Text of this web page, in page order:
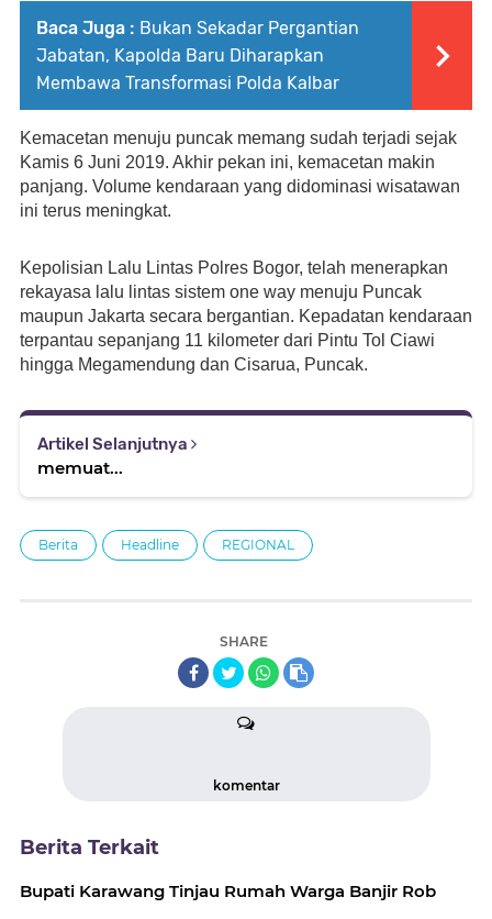
Baca Juga : Bukan Sekadar Pergantian
Jabatan, Kapolda Baru Diharapkan
Membawa Transformasi Polda Kalbar
Kemacetan menuju puncak memang sudah terjadi sejak
Kamis 6 Juni 2019. Akhir pekan ini, kemacetan makin
panjang. Volume kendaraan yang didominasi wisatawan
ini terus meningkat.
Kepolisian Lalu Lintas Polres Bogor, telah menerapkan
rekayasa lalu lintas sistem one way menuju Puncak
maupun Jakarta secara bergantian. Kepadatan kendaraan
terpantau sepanjang 11 kilometer dari Pintu Tol Ciawi
hingga Megamendung dan Cisarua, Puncak.
Artikel Selanjutnya
memuat...
Berita Headline REGIONAL
SHARE
komentar
Berita Terkait
Bupati Karawang Tinjau Rumah Warga Banjir Rob